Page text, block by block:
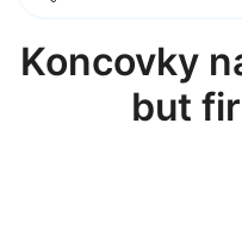
Koncovky
but